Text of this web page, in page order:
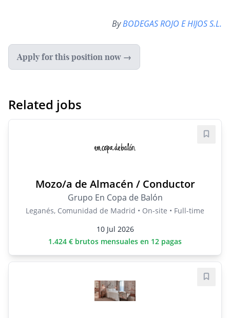
ByBODEGAS ROJO E HIJOS S.L.
Apply for this position now →
Related jobs
Mozo/a de Almacén / Conductor
Grupo En Copa de Balón
Leganés, Comunidad de Madrid • On-site • Full-time
10 Jul 2026
1.424 € brutos mensuales en 12 pagas
Save
Save